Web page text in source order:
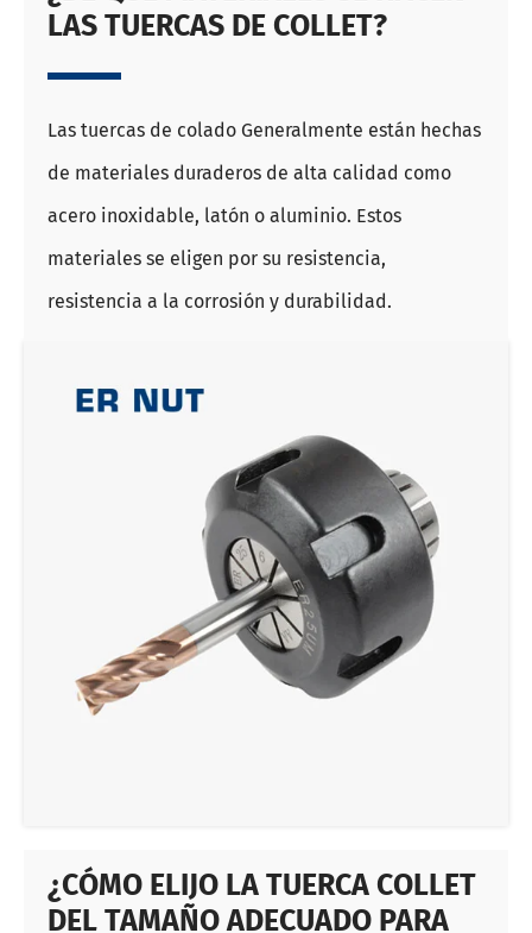
LAS TUERCAS DE COLLET?
Las tuercas de colado Generalmente están hechas
de materiales duraderos de alta calidad como
acero inoxidable, latón o aluminio. Estos
materiales se eligen por su resistencia,
resistencia a la corrosión y durabilidad.
¿CÓMO ELIJO LA TUERCA COLLET
DEL TAMAÑO ADECUADO PARA